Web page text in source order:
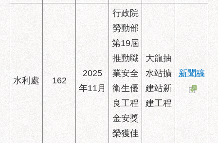
水利處 162
2025
年11月
行政院
勞動部
第19屆
推動職
業安全
衛生優
良工程
金安獎
榮獲佳
大龍抽
水站擴
建站新
建工程
新聞稿